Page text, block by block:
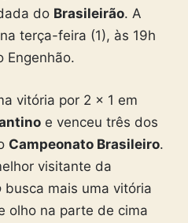
do Brasileirão. A
terça-feira (1), às 19h
Engenhão.
vitória por 2 x 1 em
e venceu três dos
Campeonato Brasileiro.
visitante da
busca mais uma vitória
olho na parte de cima